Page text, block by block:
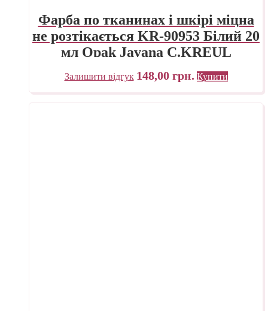
Фарба по тканинах і шкірі міцна
не розтікається KR-90953 Білий 20
мл Opak Javana C.KREUL
Залишити відгук 148,00 грн. Купити